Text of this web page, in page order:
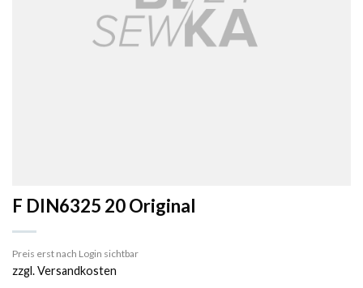
F DIN6325 20 Original
Preis erst nach Login sichtbar
zzgl. Versandkosten